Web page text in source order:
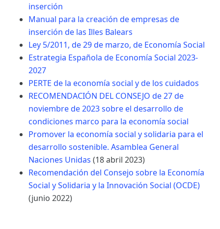
inserción
Manual para la creación de empresas de
inserción de las Illes Balears
Ley 5/2011, de 29 de marzo, de Economía Social
Estrategia Española de Economía Social 2023-
2027
PERTE de la economía social y de los cuidados
RECOMENDACIÓN DEL CONSEJO de 27 de
noviembre de 2023 sobre el desarrollo de
condiciones marco para la economía social
Promover la economía social y solidaria para el
desarrollo sostenible. Asamblea General
Naciones Unidas (18 abril 2023)
Recomendación del Consejo sobre la Economía
Social y Solidaria y la Innovación Social (OCDE)
(junio 2022)